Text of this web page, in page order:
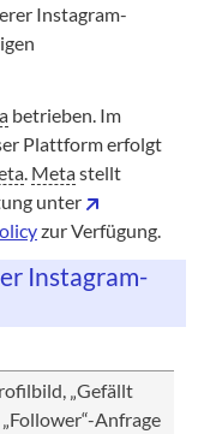
Instagram-
betrieben. Im
Plattform erfolgt
Metastellt
unter
zur Verfügung.
Instagram-
„Gefällt
Anfrage